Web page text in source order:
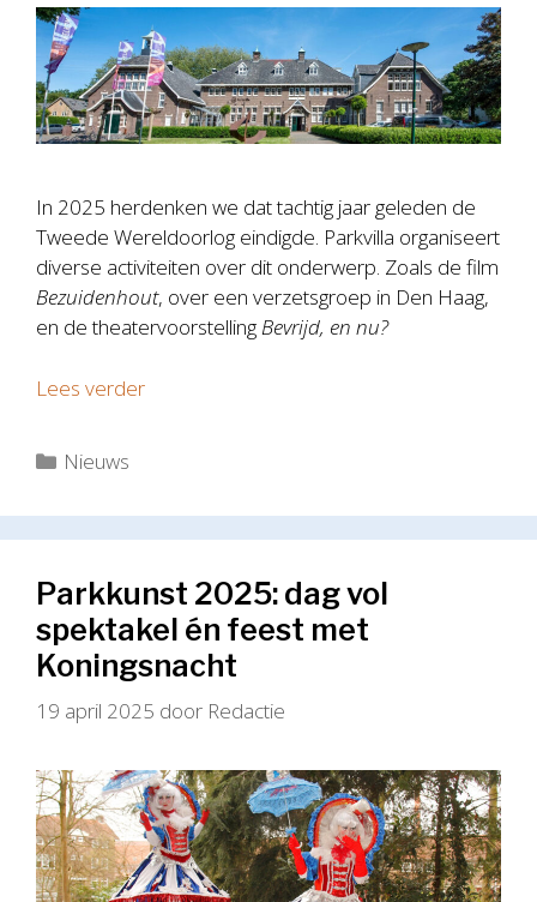
In 2025 herdenken we dat tachtig jaar geleden de
Tweede Wereldoorlog eindigde. Parkvilla organiseert
diverse activiteiten over dit onderwerp. Zoals de film
Bezuidenhout, over een verzetsgroep in Den Haag,
en de theatervoorstellingBevrijd, en nu?
Lees verder
Categorieën
Nieuws
Parkkunst 2025: dag vol
spektakel én feest met
Koningsnacht
19 april 2025 door Redactie